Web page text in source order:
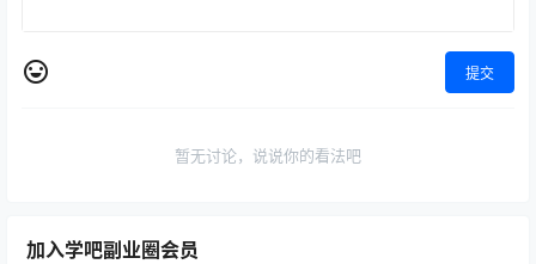
提交
暂无讨论，说说你的看法吧
加入学吧副业圈会员